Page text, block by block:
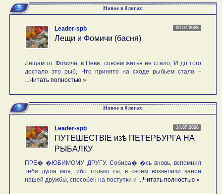
Новое в блогах
20.07.2026
Leader-spb
Лещи и Фомичи (басня)
Лещам от Фомича, в Неве, совсем житья не стало, И до того
достало это рыб, Что принято на сходе рыбьем стало –
Читать полностью »
Новое в блогах
14.07.2026
Leader-spb
ПУТЕШЕСТВIE изѣ ПЕТЕРБУРГА НА
РЫБАЛКУ
ПРЕ� �ЮБИМОМУ ДРУГУ. Собира� �сь вновь, вспомнил
тебя душа моя, ибо только ты, в своем возвеличи вании
нашей дружбы, способен на поступки и ... Читать полностью »